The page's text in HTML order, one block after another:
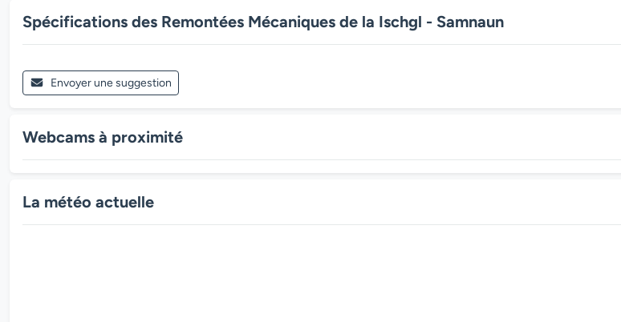
Spécifications des Remontées Mécaniques de la Ischgl - Samnaun
Envoyer une suggestion
Webcams à proximité
La météo actuelle